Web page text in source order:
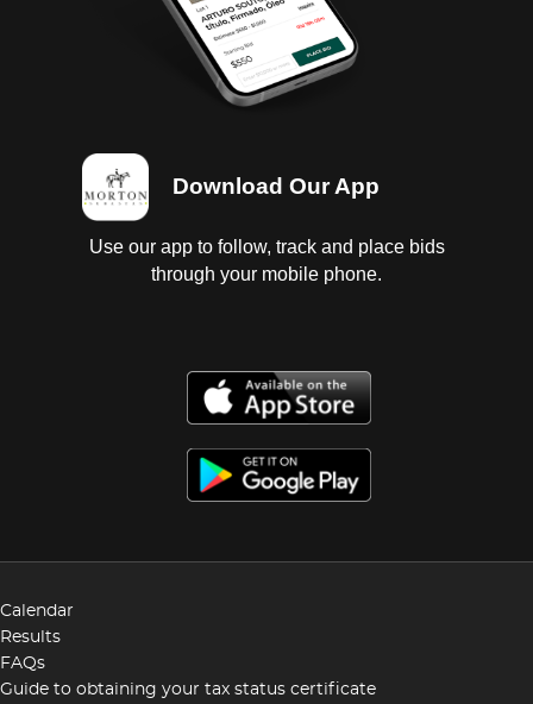
Download Our App
Use our app to follow, track and place bids
through your mobile phone.
Calendar
Results
FAQs
Guide to obtaining your tax status certificate